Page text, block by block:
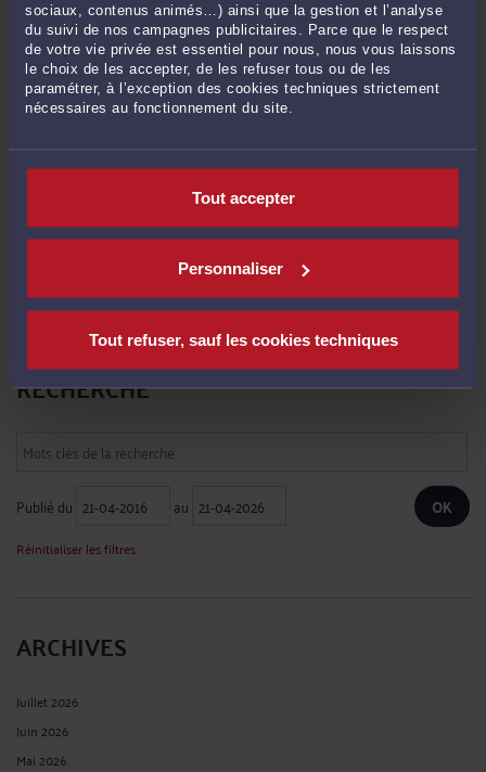
sociaux, contenus animés…) ainsi que la gestion et l’analyse
du suivi de nos campagnes publicitaires. Parce que le respect
de votre vie privée est essentiel pour nous, nous vous laissons
le choix de les accepter, de les refuser tous ou de les
paramétrer, à l’exception des cookies techniques strictement
nécessaires au fonctionnement du site.
Tout accepter
Personnaliser
Tout refuser, sauf les cookies techniques
Thierry MIGNOT expert national acoustique/bruit :« N'est-il pas nécessaire de
distinguer le bien-fondé de "fait" ... »
Le 11 mai 2026 à 18:28surLe demandeur doit-il établir ...
Mme Clairehar557Ris CLAIRE HARRIS :« Cet arrêt de la Cour de cassation du 17
Le 28 janv. 2026 à 07:14surLe principe de la réparation ...
Le juge, qui est tenu de respecter ...
Zappatta :« Bonjour Dans une succession comprenant des biens immobiliers et
RECHERCHE
Publié du au
Réinitialiser les filtres
ARCHIVES
Juillet 2026
Juin 2026
Mai 2026